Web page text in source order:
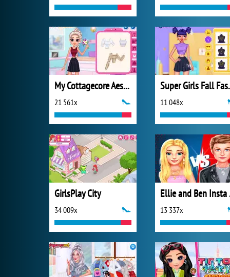
My Cottagecore Aesthetic Look
21 561x
Super
11 048x
GirlsPlay City
34 009x 13 337x